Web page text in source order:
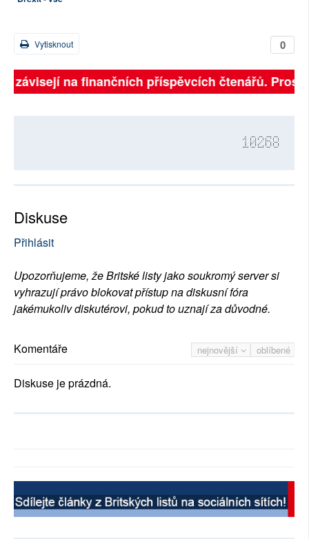
0
Vytisknout
závisejí na finančních příspěvcích čtenářů.
10268
Diskuse
Přihlásit
Upozorňujeme, že Britské listy jako soukromý server si
vyhrazují právo blokovat přístup na diskusní fóra
jakémukoliv diskutérovi, pokud to uznají za důvodné.
nejnovější oblíbené
Komentáře
Diskuse je prázdná.